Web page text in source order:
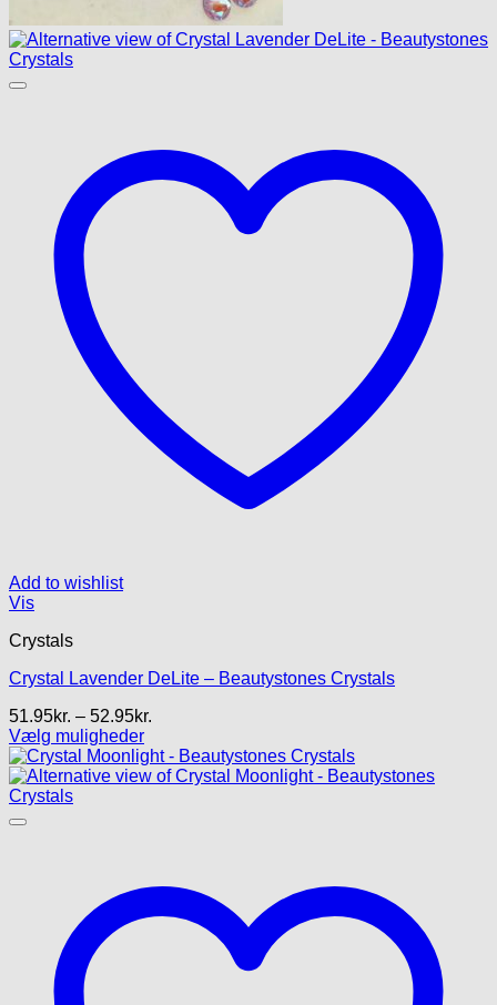
Add to wishlist
Vis
Crystals
Crystal Lavender DeLite – Beautystones Crystals
51.95kr. – 52.95kr.
til
52.95kr.
Vælg muligheder
Dette
vare
har
flere
varesiden